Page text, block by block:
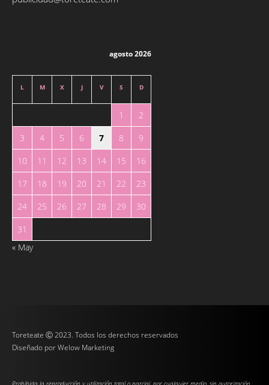
agosto 2026
L M X J V S D
1
2
3
4 5 6 7 8
9
10
11 12 13 14 15
16
17
18 19 20 21 22
23
24
25 26 27 28 29
30
31
« May
Toreteate Ⓒ 2023. Todos los derechos reservados
Diseñado porWelow Marketing
Prohibida la reproducción y utilización total o parcial, por cualquier medio, sin autorización